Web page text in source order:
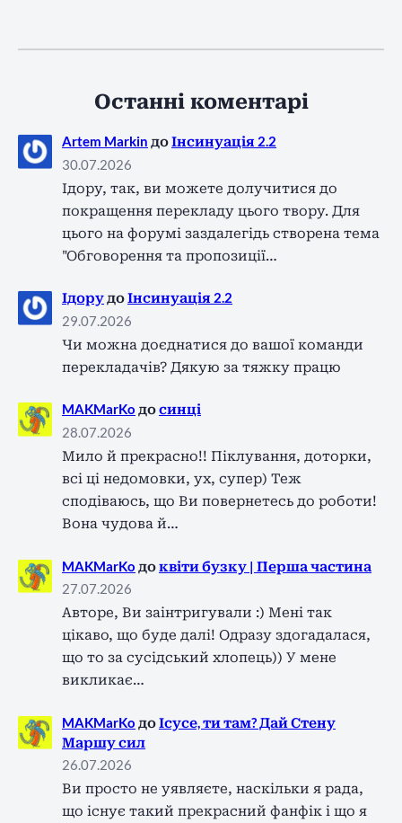
Останні коментарі
Artem Markin доІнсинуація 2.2
30.07.2026
Ідору, так, ви можете долучитися до
покращення перекладу цього твору. Для
цього на форумі заздалегідь створена тема
"Обговорення та пропозиції…
Ідору доІнсинуація 2.2
29.07.2026
Чи можна доєднатися до вашої команди
перекладачів? Дякую за тяжку працю
MAKMarKo досинці
28.07.2026
Мило й прекрасно!! Піклування, доторки,
всі ці недомовки, ух, супер) Теж
сподіваюсь, що Ви повернетесь до роботи!
Вона чудова й…
MAKMarKo доквіти бузку | Перша частина
27.07.2026
Авторе, Ви заінтригували :) Мені так
цікаво, що буде далі! Одразу здогадалася,
що то за сусідський хлопець)) У мене
викликає…
MAKMarKo доІсусе, ти там? Дай Стену
Маршу сил
26.07.2026
Ви просто не уявляєте, наскільки я рада,
що існує такий прекрасний фанфік і що я